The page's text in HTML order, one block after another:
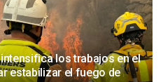
los trabajos en el
estabilizar el fuego de